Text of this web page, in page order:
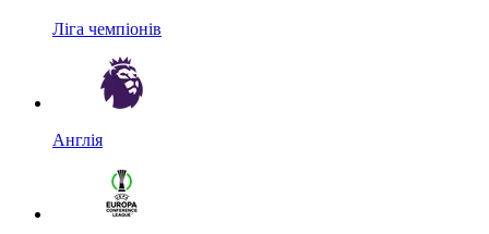
Ліга чемпіонів
Англія